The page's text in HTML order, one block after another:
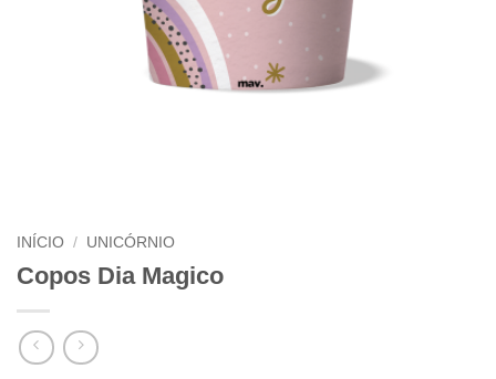
INÍCIO / UNICÓRNIO
Copos Dia Magico